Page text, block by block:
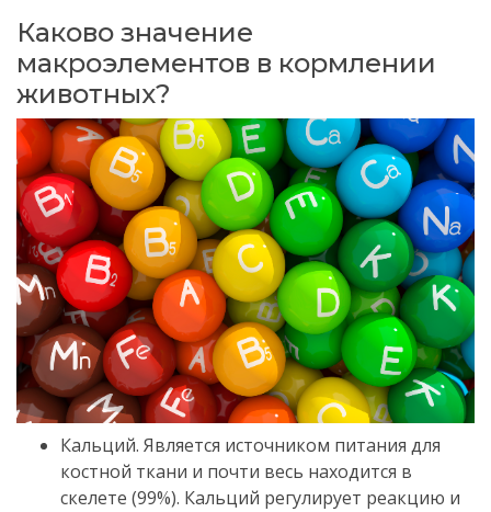
Каково значение
макроэлементов в кормлении
животных?
Кальций. Является источником питания для
костной ткани и почти весь находится в
скелете (99%). Кальций регулирует реакцию и